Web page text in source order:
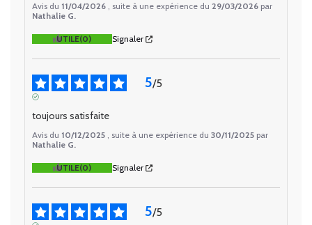
Avis du 11/04/2026 , suite à une expérience du 29/03/2026 par
Nathalie G.
UTILE(0) Signaler
5/5
toujours satisfaite
Avis du 10/12/2025 , suite à une expérience du 30/11/2025 par
Nathalie G.
UTILE(0) Signaler
5/5